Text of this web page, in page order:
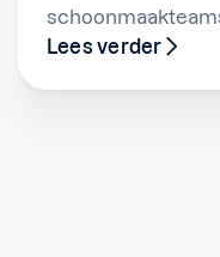
Lees verder